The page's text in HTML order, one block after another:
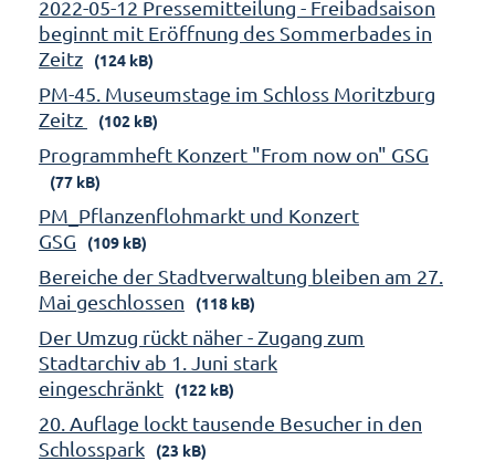
2022-05-12 Pressemitteilung - Freibadsaison
beginnt mit Eröffnung des Sommerbades in
Zeitz
(124 kB)
PM-45. Museumstage im Schloss Moritzburg
Zeitz
(102 kB)
Programmheft Konzert "From now on" GSG
(77 kB)
PM_Pflanzenflohmarkt und Konzert
GSG
(109 kB)
Bereiche der Stadtverwaltung bleiben am 27.
Mai geschlossen
(118 kB)
Der Umzug rückt näher - Zugang zum
Stadtarchiv ab 1. Juni stark
eingeschränkt
(122 kB)
20. Auflage lockt tausende Besucher in den
Schlosspark
(23 kB)